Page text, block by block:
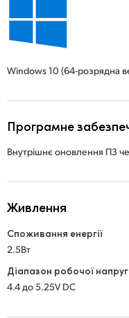
Windows 10 (64-розрядна
Програмне
Внутрішнє оновлення ПЗ
Живлення
Споживання енергії
2.5Вт
Діапазон робочої
4.4 до 5.25V DC